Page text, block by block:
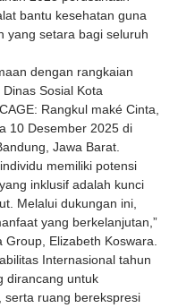
bantu kesehatan guna
yang setara bagi seluruh
dengan rangkaian
Sosial Kota
Rangkul maké Cinta,
10 Desember 2025 di
Jawa Barat.
memiliki potensi
inklusif adalah kunci
Melalui dukungan ini,
yang berkelanjutan,”
Elizabeth Koswara.
Internasional tahun
dirancang untuk
serta ruang berekspresi